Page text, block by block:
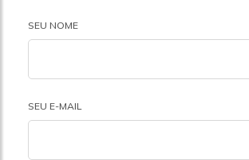
SEU NOME
SEU E-MAIL